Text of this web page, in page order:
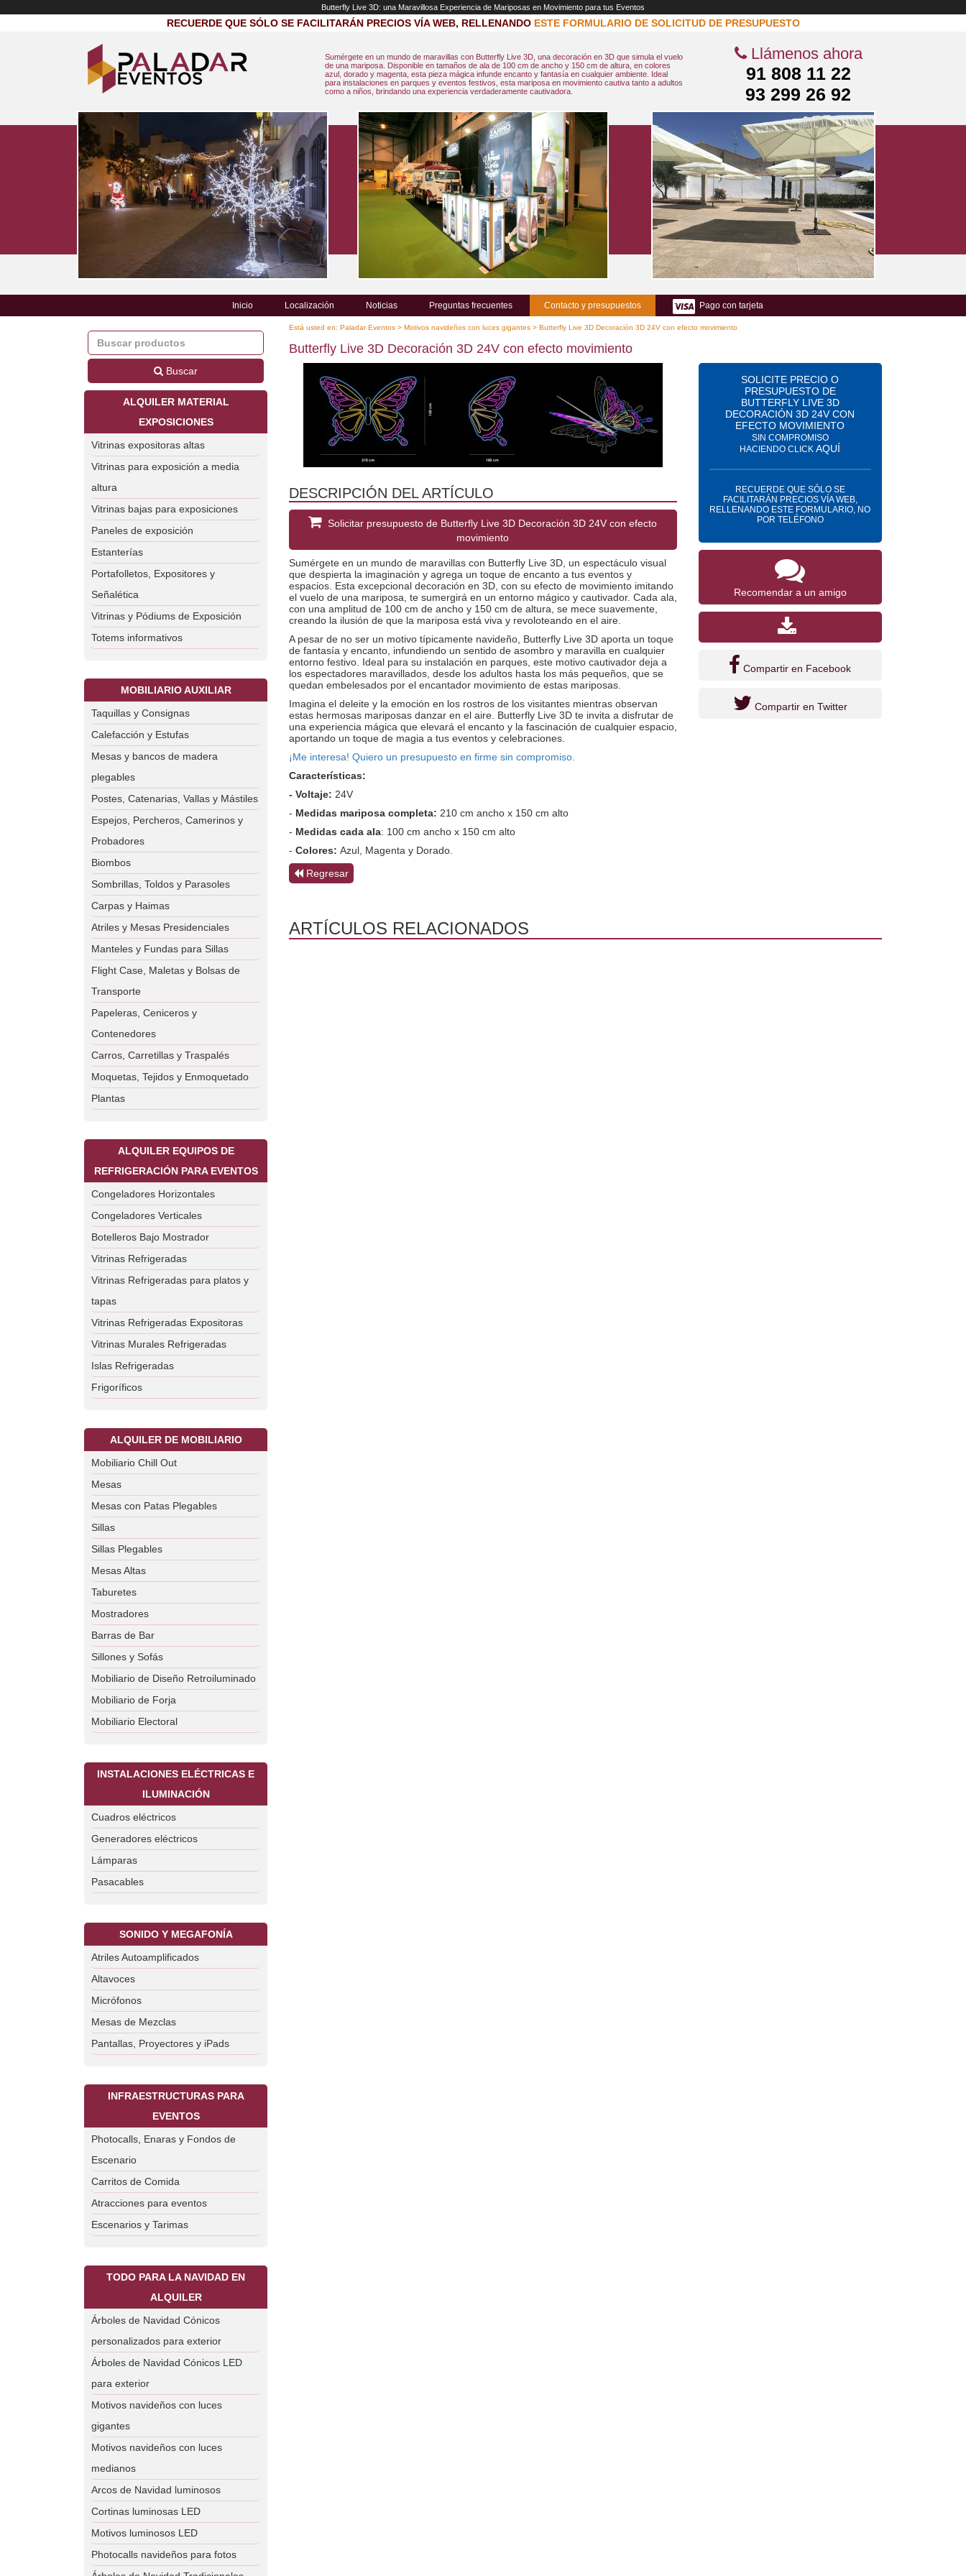
Butterfly Live 3D: una Maravillosa Experiencia de Mariposas en Movimiento para tus Eventos
RECUERDE QUE SÓLO SE FACILITARÁN PRECIOS VÍA WEB, RELLENANDO ESTE FORMULARIO DE SOLICITUD DE PRESUPUESTO
Sumérgete en un mundo de maravillas con Butterfly Live 3D, una decoración en 3D que simula el vuelo
de una mariposa. Disponible en tamaños de ala de 100 cm de ancho y 150 cm de altura, en colores
azul, dorado y magenta, esta pieza mágica infunde encanto y fantasía en cualquier ambiente. Ideal
para instalaciones en parques y eventos festivos, esta mariposa en movimiento cautiva tanto a adultos
como a niños, brindando una experiencia verdaderamente cautivadora.
Llámenos ahora
91 808 11 22
93 299 26 92
Inicio Localización Noticias Preguntas frecuentes Contacto y presupuestos Pago con tarjeta
Buscar
ALQUILER MATERIAL
EXPOSICIONES
Vitrinas expositoras altas
Vitrinas para exposición a media
altura
Vitrinas bajas para exposiciones
Paneles de exposición
Estanterías
Portafolletos, Expositores y
Señalética
Vitrinas y Pódiums de Exposición
Totems informativos
MOBILIARIO AUXILIAR
Taquillas y Consignas
Calefacción y Estufas
Mesas y bancos de madera
plegables
Postes, Catenarias, Vallas y Mástiles
Espejos, Percheros, Camerinos y
Probadores
Biombos
Sombrillas, Toldos y Parasoles
Carpas y Haimas
Atriles y Mesas Presidenciales
Manteles y Fundas para Sillas
Flight Case, Maletas y Bolsas de
Transporte
Papeleras, Ceniceros y
Contenedores
Carros, Carretillas y Traspalés
Moquetas, Tejidos y Enmoquetado
Plantas
ALQUILER EQUIPOS DE
REFRIGERACIÓN PARA EVENTOS
Congeladores Horizontales
Congeladores Verticales
Botelleros Bajo Mostrador
Vitrinas Refrigeradas
Vitrinas Refrigeradas para platos y
tapas
Vitrinas Refrigeradas Expositoras
Vitrinas Murales Refrigeradas
Islas Refrigeradas
Frigoríficos
ALQUILER DE MOBILIARIO
Mobiliario Chill Out
Mesas
Mesas con Patas Plegables
Sillas
Sillas Plegables
Mesas Altas
Taburetes
Mostradores
Barras de Bar
Sillones y Sofás
Mobiliario de Diseño Retroiluminado
Mobiliario de Forja
Mobiliario Electoral
INSTALACIONES ELÉCTRICAS E
ILUMINACIÓN
Cuadros eléctricos
Generadores eléctricos
Lámparas
Pasacables
SONIDO Y MEGAFONÍA
Atriles Autoamplificados
Altavoces
Micrófonos
Mesas de Mezclas
Pantallas, Proyectores y iPads
INFRAESTRUCTURAS PARA
EVENTOS
Photocalls, Enaras y Fondos de
Escenario
Carritos de Comida
Atracciones para eventos
Escenarios y Tarimas
TODO PARA LA NAVIDAD EN
ALQUILER
Árboles de Navidad Cónicos
personalizados para exterior
Árboles de Navidad Cónicos LED
para exterior
Motivos navideños con luces
gigantes
Motivos navideños con luces
medianos
Arcos de Navidad luminosos
Cortinas luminosas LED
Motivos luminosos LED
Photocalls navideños para fotos
Está usted en: Paladar Eventos > Motivos navideños con luces gigantes > Butterfly Live 3D Decoración 3D 24V con efecto movimiento
Butterfly Live 3D Decoración 3D 24V con efecto movimiento
DESCRIPCIÓN DEL ARTÍCULO
Solicitar presupuesto de Butterfly Live 3D Decoración 3D 24V con efecto
movimiento
Sumérgete en un mundo de maravillas con Butterfly Live 3D, un espectáculo visual
que despierta la imaginación y agrega un toque de encanto a tus eventos y
espacios. Esta excepcional decoración en 3D, con su efecto de movimiento imitando
el vuelo de una mariposa, te sumergirá en un entorno mágico y cautivador. Cada ala,
con una amplitud de 100 cm de ancho y 150 cm de altura, se mece suavemente,
creando la ilusión de que la mariposa está viva y revoloteando en el aire.
A pesar de no ser un motivo típicamente navideño, Butterfly Live 3D aporta un toque
de fantasía y encanto, infundiendo un sentido de asombro y maravilla en cualquier
entorno festivo. Ideal para su instalación en parques, este motivo cautivador deja a
los espectadores maravillados, desde los adultos hasta los más pequeños, que se
quedan embelesados por el encantador movimiento de estas mariposas.
Imagina el deleite y la emoción en los rostros de los visitantes mientras observan
estas hermosas mariposas danzar en el aire. Butterfly Live 3D te invita a disfrutar de
una experiencia mágica que elevará el encanto y la fascinación de cualquier espacio,
aportando un toque de magia a tus eventos y celebraciones.
¡Me interesa! Quiero un presupuesto en firme sin compromiso.
Características:
- Voltaje: 24V
- Medidas mariposa completa: 210 cm ancho x 150 cm alto
- Medidas cada ala: 100 cm ancho x 150 cm alto
- Colores: Azul, Magenta y Dorado.
Regresar
SOLICITE PRECIO O
PRESUPUESTO DE
BUTTERFLY LIVE 3D
DECORACIÓN 3D 24V CON
EFECTO MOVIMIENTO
SIN COMPROMISO
HACIENDO CLICKAQUÍ
RECUERDE QUE SÓLO SE
FACILITARÁN PRECIOS VÍA WEB,
RELLENANDO ESTE FORMULARIO, NO
POR TELÉFONO
Recomendar a un amigo
Compartir en Facebook
Compartir en Twitter
ARTÍCULOS RELACIONADOS